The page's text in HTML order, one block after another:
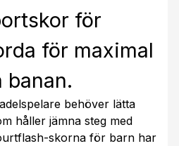
för
för maximal
banan.
behöver lätta
håller jämna steg med
skorna för barn har